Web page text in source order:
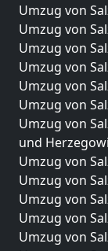
Umzug von
Umzug von
Umzug von
Umzug von
Umzug von
Umzug von
Umzug von
und
Umzug von
Umzug von
Umzug von
Umzug von
Umzug von